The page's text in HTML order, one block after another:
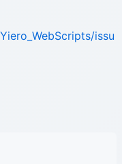
issu